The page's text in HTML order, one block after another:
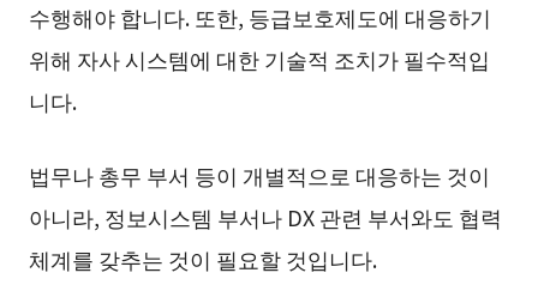
수행해야 합니다. 또한, 등급보호제도에 대응하기
위해 자사 시스템에 대한 기술적 조치가 필수적입
니다.
법무나 총무 부서 등이 개별적으로 대응하는 것이
아니라, 정보시스템 부서나 DX 관련 부서와도 협력
체계를 갖추는 것이 필요할 것입니다.